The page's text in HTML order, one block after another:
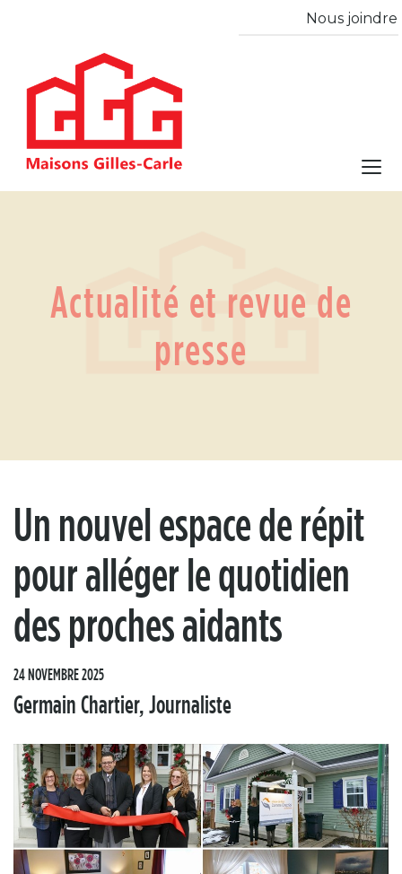
Nous joindre
Actualité et revue de
presse
Un nouvel espace de répit
pour alléger le quotidien
des proches aidants
24 NOVEMBRE 2025
Germain Chartier, Journaliste